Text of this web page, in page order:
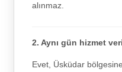
alınmaz.
2. Aynı gün hizmet
Evet, Üsküdar